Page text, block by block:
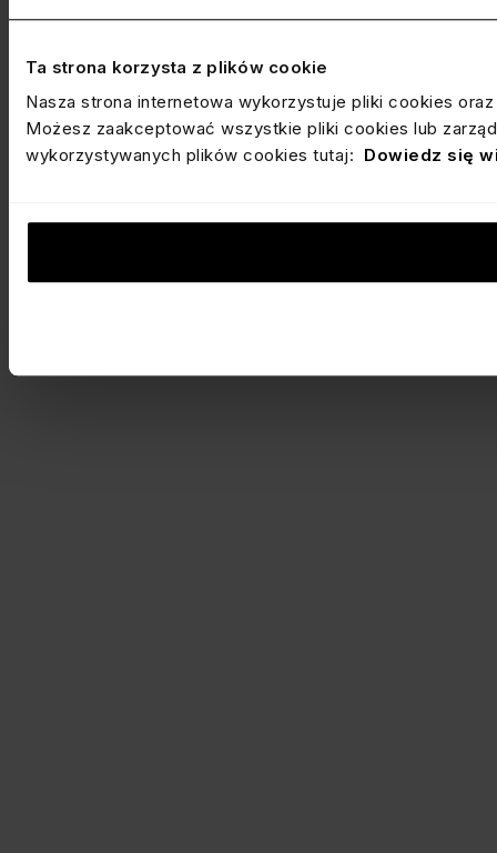
Ta strona korzysta z plików cookie
Nasza strona internetowa wykorzystuje pliki cookies
Możesz zaakceptować wszystkie pliki cookies lub
wykorzystywanych plików cookies tutaj: Dowiedz się